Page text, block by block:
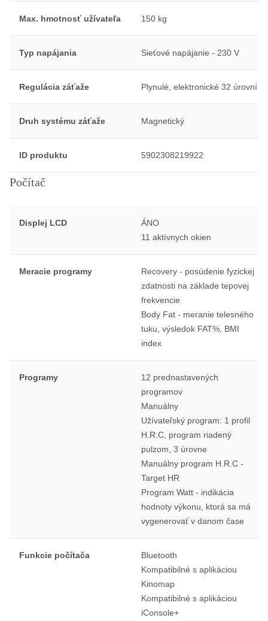
Max. hmotnosť užívateľa 150 kg
Typ napájania Sieťové napájanie - 230 V
Regulácia záťaže Plynulé, elektronické 32 úrovní
Druh systému záťaže Magnetický
ID produktu 5902308219922
Počítač
Displej LCD
ÁNO
11 aktívnych okien
Meracie programy
Recovery - posúdenie fyzickej
zdatnosti na základe tepovej
frekvencie
Body Fat - meranie telesného
tuku, výsledok FAT%, BMI
index
Programy
12 prednastavených
programov
Manuálny
Užívateľský program: 1 profil
H.R.C, program riadený
pulzom, 3 úrovne
Manuálny program H.R.C -
Target HR
Program Watt - indikácia
hodnoty výkonu, ktorá sa má
vygenerovať v danom čase
Funkcie počítača
Bluetooth
Kompatibilné s aplikáciou
Kinomap
Kompatibilné s aplikáciou
iConsole+